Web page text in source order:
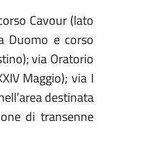
Cavour (lato
Duomo e corso
via Oratorio
Maggio); via I
destinata
di transenne